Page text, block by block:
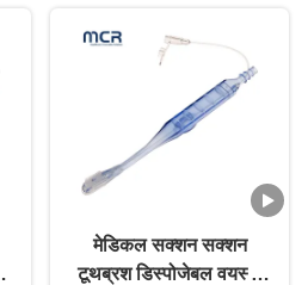
मेडिकल सक्शन सक्शन
टूथब्रश डिस्पोजेबल वयस्क